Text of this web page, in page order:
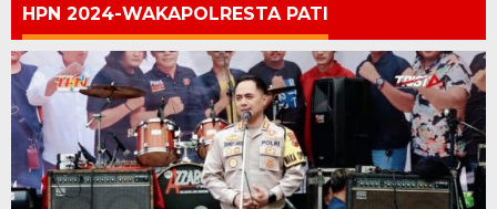
HPN 2024-WAKAPOLRESTA PATI